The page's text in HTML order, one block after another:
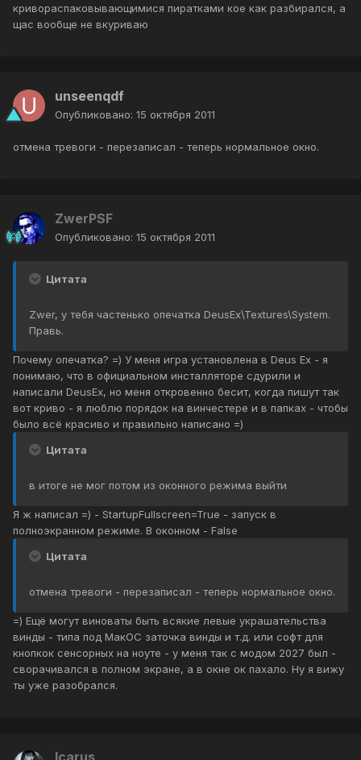
кривораспаковывающимися пиратками кое как разбирался, а
щас вообще не вкуриваю
unseenqdf
Опубликовано: 15 октября 2011
отмена тревоги - перезаписал - теперь нормальное окно.
ZwerPSF
Опубликовано: 15 октября 2011
Цитата
Zwer, у тебя частенько опечатка DeusEx\Textures\System.
Правь.
Почему опечатка? =) У меня игра установлена в Deus Ex - я
понимаю, что в официальном инсталляторе сдурили и
написали DeusEx, но меня откровенно бесит, когда пишут так
вот криво - я люблю порядок на винчестере и в папках - чтобы
было всё красиво и правильно написано =)
Цитата
в итоге не мог потом из оконного режима выйти
Я ж написал =) - StartupFullscreen=True - запуск в
полноэкранном режиме. В оконном - False
Цитата
отмена тревоги - перезаписал - теперь нормальное окно.
=) Ещё могут виноваты быть всякие левые украшательства
винды - типа под МакОС заточка винды и т.д. или софт для
кнопкок сенсорных на ноуте - у меня так с модом 2027 был -
сворачивался в полном экране, а в окне ок пахало. Ну я вижу
ты уже разобрался.